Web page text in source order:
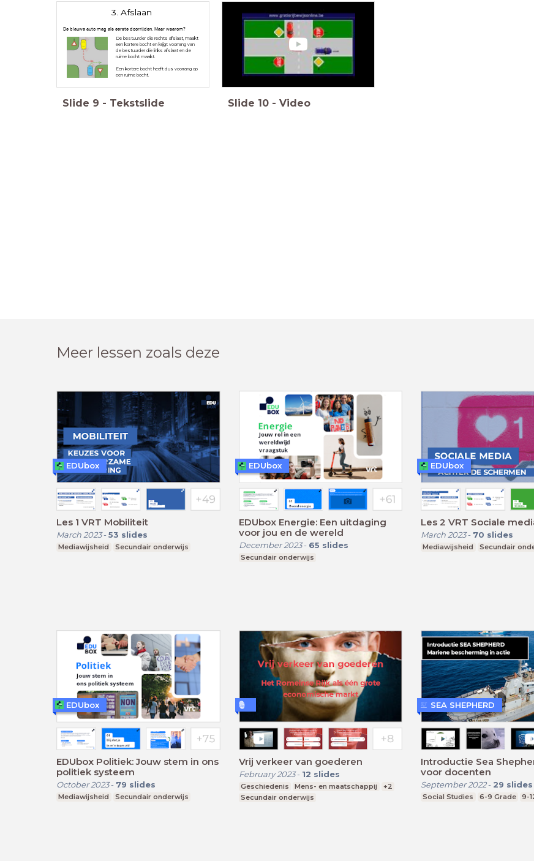
3. Afslaan
De blauwe auto mag als eerste doorrijden. Maar waarom?
De bestuurder die rechts afslaat, maakt
een kortere bocht en krijgt voorrang van
de bestuurder die links afslaat en de
ruime bocht maakt.
Een kortere bocht heeft dus voorrang op
een ruime bocht.
Slide 9 - Tekstslide Slide 10 - Video
Meer lessen zoals deze
Les 1 VRT Mobiliteit
March 2023- 53 slides
Mediawijsheid Secundair onderwijs
EDUbox
EDUbox Energie: Een uitdaging
voor jou en de wereld
December 2023- 65 slides
Secundair onderwijs
EDUbox
Les 2 VRT Sociale
March 2023- 70 slides
Mediawijsheid Secundair
EDUbox
EDUbox Politiek: Jouw stem in ons
politiek systeem
October 2023- 79 slides
Mediawijsheid Secundair onderwijs
EDUbox
Vrij verkeer van goederen
February 2023- 12 slides
Geschiedenis Mens- en maatschappij
+2
Secundair onderwijs
Introductie Sea
voor docenten
September 2022- 29 slides
Social Studies 6-9 Grade 9-
SEA SHEPHERD